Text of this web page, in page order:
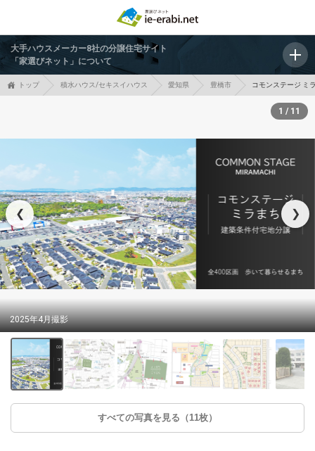
大手ハウスメーカー8社の分譲住宅サイト
「家選びネット」について
トップ 積水ハウス/セキスイハウス 愛知県 豊橋市 コモンステージ ミ
❮
2025年4月撮影
❯
1 / 11
すべての写真を見る（11枚）